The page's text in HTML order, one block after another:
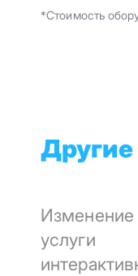
*Стоимость
Изменение
услуги